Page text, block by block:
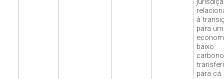
à
para
baixo
para cá.